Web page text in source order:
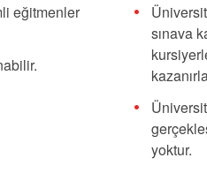
eğitmenler
sınava
yoktur.